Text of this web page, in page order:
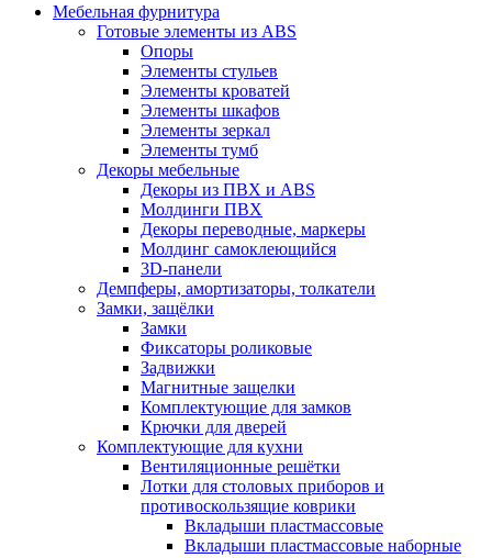
Мебельная фурнитура
Готовые элементы из ABS
Опоры
Элементы стульев
Элементы кроватей
Элементы шкафов
Элементы зеркал
Элементы тумб
Декоры мебельные
Декоры из ПВХ и ABS
Молдинги ПВХ
Декоры переводные, маркеры
Молдинг самоклеющийся
3D-панели
Демпферы, амортизаторы, толкатели
Замки, защёлки
Замки
Фиксаторы роликовые
Задвижки
Магнитные защелки
Комплектующие для замков
Крючки для дверей
Комплектующие для кухни
Вентиляционные решётки
Лотки для столовых приборов и
противоскользящие коврики
Вкладыши пластмассовые
Вкладыши пластмассовые наборные